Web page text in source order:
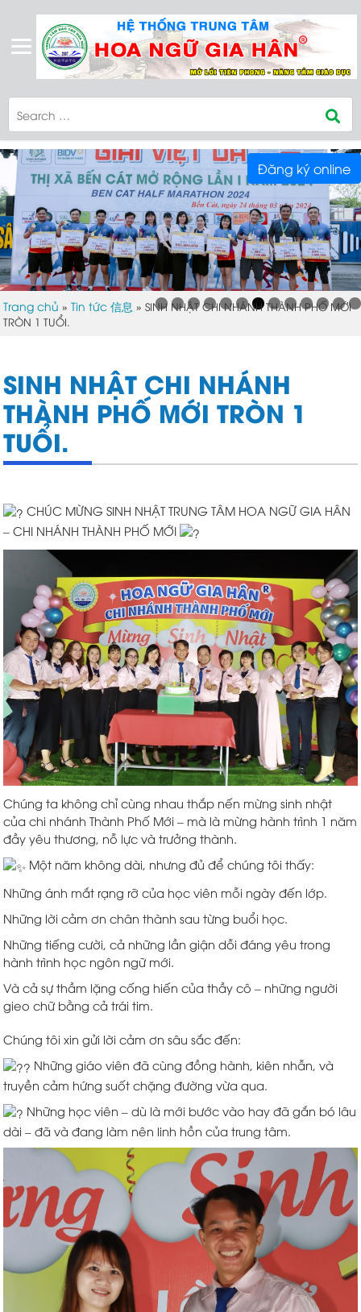
Trang chủ »Tin tức 信息 »SINH NHẬT CHI NHÁNH THÀNH PHỐ MỚI
TRÒN 1 TUỔI.
SINH NHẬT CHI NHÁNH
THÀNH PHỐ MỚI TRÒN 1
TUỔI.
CHÚC MỪNG SINH NHẬT TRUNG TÂM HOA NGỮ GIA HÂN
– CHI NHÁNH THÀNH PHỐ MỚI
Chúng ta không chỉ cùng nhau thắp nến mừng sinh nhật
của chi nhánh Thành Phố Mới – mà là mừng hành trình 1 năm
đầy yêu thương, nỗ lực và trưởng thành.
Một năm không dài, nhưng đủ để chúng tôi thấy:
Những ánh mắt rạng rỡ của học viên mỗi ngày đến lớp.
Những lời cảm ơn chân thành sau từng buổi học.
Những tiếng cười, cả những lần giận dỗi đáng yêu trong
hành trình học ngôn ngữ mới.
Và cả sự thầm lặng cống hiến của thầy cô – những người
gieo chữ bằng cả trái tim.
Chúng tôi xin gửi lời cảm ơn sâu sắc đến:
Những giáo viên đã cùng đồng hành, kiên nhẫn, và
truyền cảm hứng suốt chặng đường vừa qua.
Những học viên – dù là mới bước vào hay đã gắn bó lâu
dài – đã và đang làm nên linh hồn của trung tâm.
Đăng ký online